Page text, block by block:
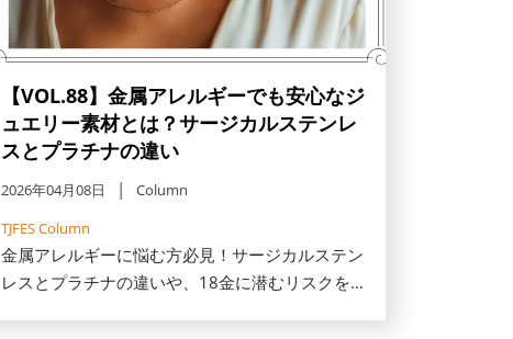
【VOL.88】金属アレルギーでも安心なジ
ュエリー素材とは？サージカルステンレ
スとプラチナの違い
2026年04月08日
Column
TJFES Column
金属アレルギーに悩む方必見！サージカルステン
レスとプラチナの違いや、18金に潜むリスクを徹